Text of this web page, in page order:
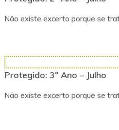
Não existe excerto porque se
Protegido: 3º Ano – Julho
Não existe excerto porque se